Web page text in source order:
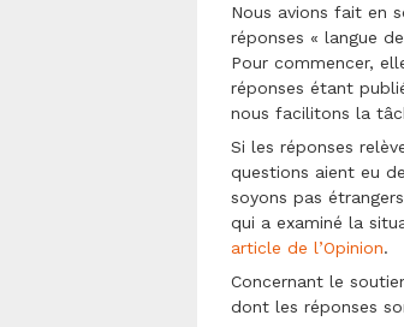
:
la
aux
de
Nous avions fait en
réponses « langue
Pour commencer,
réponses étant
nous facilitons la
Si les réponses
questions aient eu
soyons pas
qui a examiné la
article de l’Opinion.
Concernant le
dont les réponses